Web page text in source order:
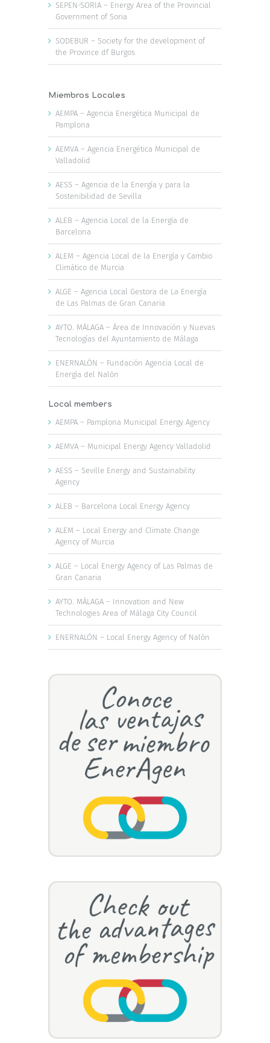
SEPEN-SORIA – Energy Area of the Provincial
Government of Soria
SODEBUR – Society for the development of
the Province df Burgos
Miembros Locales
AEMPA – Agencia Energética Municipal de
Pamplona
AEMVA – Agencia Energética Municipal de
Valladolid
AESS – Agencia de la Energía y para la
Sostenibilidad de Sevilla
ALEB – Agencia Local de la Energía de
Barcelona
ALEM – Agencia Local de la Energía y Cambio
Climático de Murcia
ALGE – Agencia Local Gestora de La Energía
de Las Palmas de Gran Canaria
AYTO. MÁLAGA – Área de Innovación y Nuevas
Tecnologías del Ayuntamiento de Málaga
ENERNALÓN – Fundación Agencia Local de
Energía del Nalón
Local members
AEMPA – Pamplona Municipal Energy Agency
AEMVA – Municipal Energy Agency Valladolid
AESS – Seville Energy and Sustainability
Agency
ALEB – Barcelona Local Energy Agency
ALEM – Local Energy and Climate Change
Agency of Murcia
ALGE – Local Energy Agency of Las Palmas de
Gran Canaria
AYTO. MÁLAGA – Innovation and New
Technologies Area of Málaga City Council
ENERNALÓN – Local Energy Agency of Nalón